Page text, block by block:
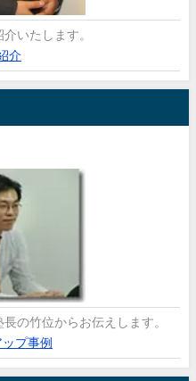
いたします。
介
の竹位からお伝えします。
プ事例